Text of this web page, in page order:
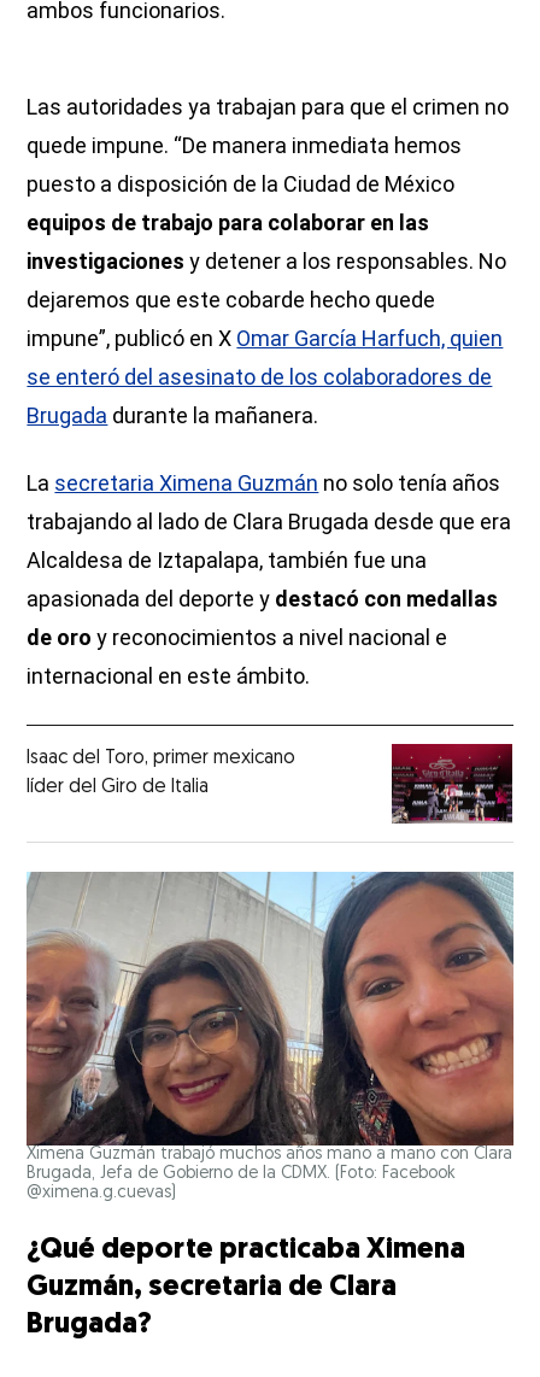
ambos funcionarios.
Las autoridades ya trabajan para que el crimen no
quede impune. “De manera inmediata hemos
puesto a disposición de la Ciudad de México
equipos de trabajo para colaborar en las
investigacionesy detener a los responsables. No
dejaremos que este cobarde hecho quede
impune”, publicó en X Omar García Harfuch, quien
se enteró del asesinato de los colaboradores de
Brugada durante la mañanera.
La secretaria Ximena Guzmán no solo tenía años
trabajando al lado de Clara Brugada desde que era
Alcaldesa de Iztapalapa, también fue una
apasionada del deporte y destacó con medallas
de oro y reconocimientos a nivel nacional e
internacional en este ámbito.
Isaac del Toro, primer mexicano
líder del Giro de Italia
Ximena Guzmán trabajó muchos años mano a mano con Clara
Brugada, Jefa de Gobierno de la CDMX. (Foto: Facebook
@ximena.g.cuevas)
¿Qué deporte practicaba Ximena
Guzmán, secretaria de Clara
Brugada?